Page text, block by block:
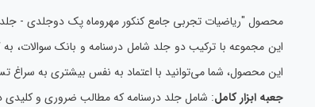
محصول "ریاضیات تجربی جامع کنکور مهروماه پک دوجلدی -
این مجموعه با ترکیب دو جلد شامل درسنامه و بانک سوالات،
این محصول، شما می‌توانید با اعتماد به نفس بیشتری به
جعبه ابزار کامل: شامل جلد درسنامه که مطالب ضروری و